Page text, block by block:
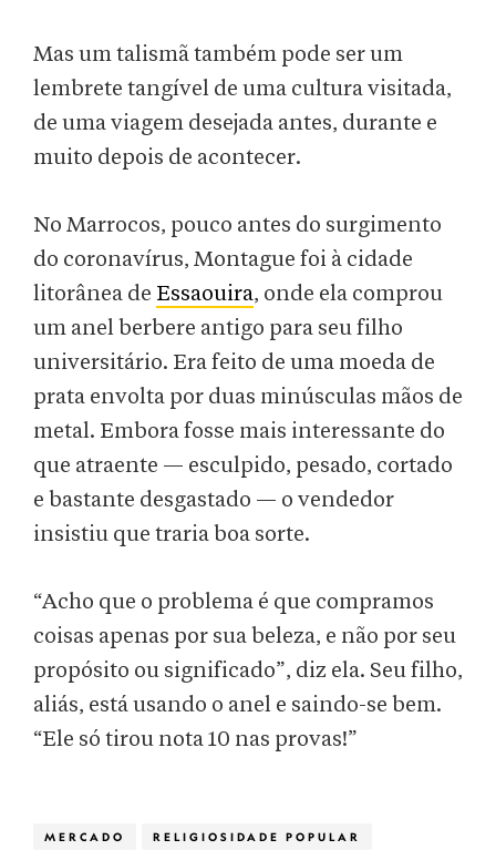
Mas um talismã também pode ser um
lembrete tangível de uma cultura visitada,
de uma viagem desejada antes, durante e
muito depois de acontecer.
No Marrocos, pouco antes do surgimento
do coronavírus, Montague foi à cidade
litorânea de Essaouira, onde ela comprou
um anel berbere antigo para seu filho
universitário. Era feito de uma moeda de
prata envolta por duas minúsculas mãos de
metal. Embora fosse mais interessante do
que atraente — esculpido, pesado, cortado
e bastante desgastado — o vendedor
insistiu que traria boa sorte.
“Acho que o problema é que compramos
coisas apenas por sua beleza, e não por seu
propósito ou significado”, diz ela. Seu filho,
aliás, está usando o anel e saindo-se bem.
“Ele só tirou nota 10 nas provas!”
MERCADO RELIGIOSIDADE POPULAR